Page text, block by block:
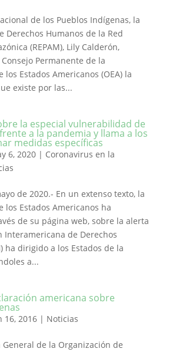
de los Pueblos Indígenas, la
Derechos Humanos de la Red
(REPAM), Lily Calderón,
Permanente de la
los Estados Americanos (OEA) la
existe por las...
la especial vulnerabilidad de
a la pandemia y llama a los
medidas específicas
6, 2020| Coronavirus en la
de 2020.- En un extenso texto, la
los Estados Americanos ha
de su página web, sobre la alerta
Interamericana de Derechos
ha dirigido a los Estados de la
a...
americana sobre
16, 2016| Noticias
General de la Organización de